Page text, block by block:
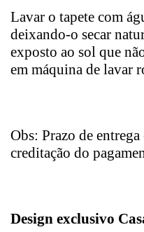
Lavar o tapete com
deixando-o secar
exposto ao sol que
em máquina de lavar
Obs: Prazo de
creditação do
Design exclusivo